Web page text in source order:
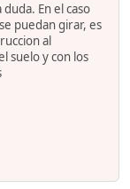
En el caso
puedan girar, es
al
suelo y con los